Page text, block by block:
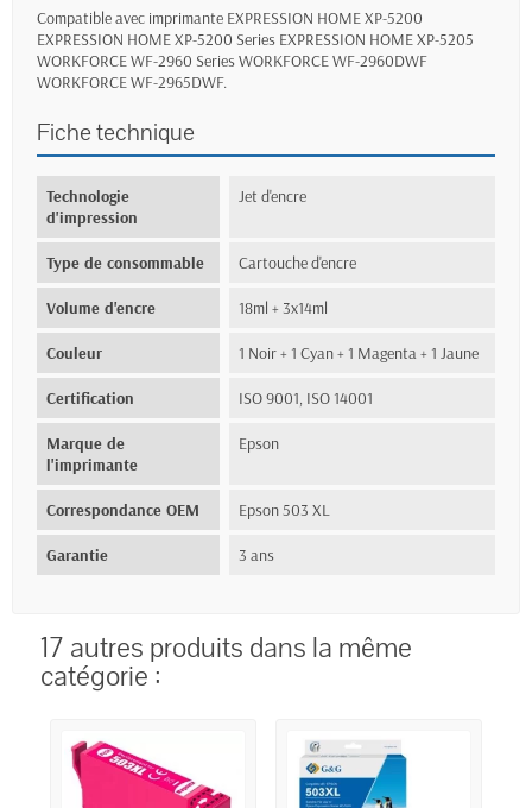
Compatible avec imprimante EXPRESSION HOME XP-5200
EXPRESSION HOME XP-5200 Series EXPRESSION HOME XP-5205
WORKFORCE WF-2960 Series WORKFORCE WF-2960DWF
WORKFORCE WF-2965DWF.
Fiche technique
Technologie
d'impression
Jet d'encre
Type de consommable Cartouche d'encre
Volume d'encre 18ml + 3x14ml
Couleur 1 Noir + 1 Cyan + 1 Magenta + 1 Jaune
Certification ISO 9001, ISO 14001
Marque de
l'imprimante
Epson
Correspondance OEM Epson 503 XL
Garantie 3 ans
17 autres produits dans la même
catégorie :